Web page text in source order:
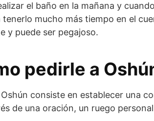
el baño en la mañana y
tenerlo mucho más tiempo en el
y puede ser pegajoso.
pedirle a
consiste en establecer una
de una oración, un ruego